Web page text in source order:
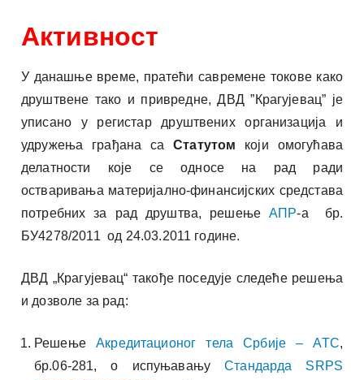
Активност
У данашње време, пратећи савремене токове како
друштвене тако и привредне, ДВД ”Крагујевац” је
уписано у регистар друштвених организација и
удружења грађана саСтатутом који омогућава
делатности које се односе на рад ради
остваривања материјално-финансијских средстава
потребних за рад друштва, решење АПР-а бр.
БУ4278/2011 од 24.03.2011 године.
ДВД „Крагујевац“ такође поседује следеће решења
и дозволе за рад:
РешењеАкредитационог тела Србијe – АТС,
бр.06-281, о испуњавањуСтандарда SRPS